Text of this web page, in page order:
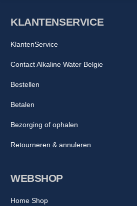
WEBSHOP
Home Shop
KLANTENSERVICE
KlantenService
Contact Alkaline Water Belgie
Bestellen
Betalen
Bezorging of ophalen
Retourneren & annuleren